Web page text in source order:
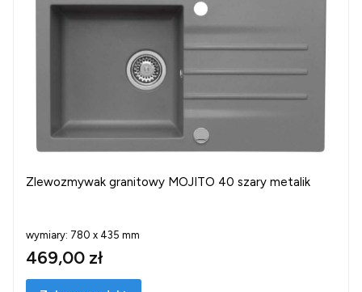
Zlewozmywak granitowy MOJITO 40 szary metalik
wymiary: 780 x 435 mm
469,00 zł